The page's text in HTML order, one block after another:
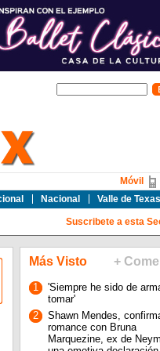
Nacional Valle de Texas
Móvil
Suscribete a esta
Más Visto +
1
'Siempre he sido de
tomar'
2
Shawn Mendes,
romance con Bruna
Marquezine, ex de